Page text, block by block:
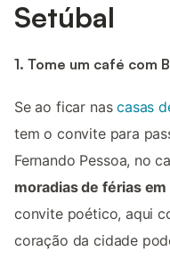
Setúbal
1. Tome um café com
Se ao ficar nascasas
tem o convite para
Fernando Pessoa, no
moradias de férias em
convite poético, aqui
coração da cidade